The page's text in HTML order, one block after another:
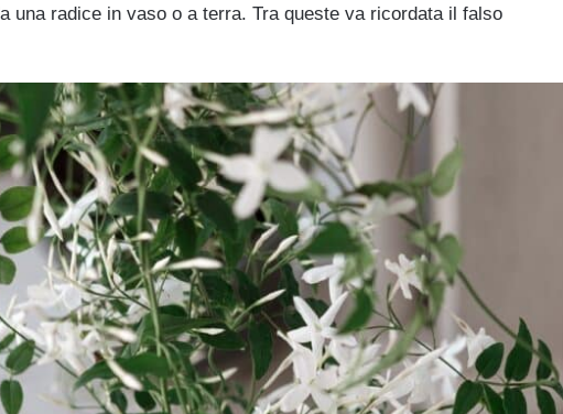
una radice in vaso o a terra. Tra queste va ricordata il falso